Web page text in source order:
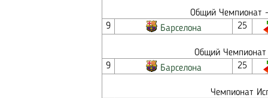
Общий Чемпионат
9
Барселона 25
Общий
9
Барселона 25
Чемпионат